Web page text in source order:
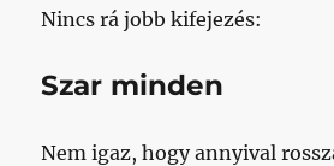
Nincs rá jobb kifejezés:
Szar minden
Nem igaz, hogy annyival